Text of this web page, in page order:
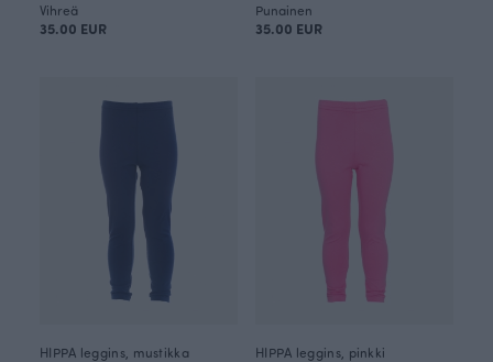
Vihreä
35.00 EUR
Punainen
35.00 EUR
HIPPA leggins, mustikka
HIPPA leggins, pinkki